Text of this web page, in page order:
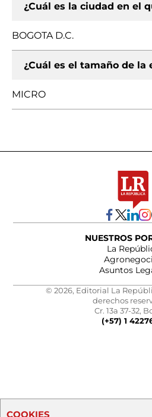
¿Cuál es la ciudad en el
BOGOTA D.C.
¿Cuál es el tamaño de la
MICRO
NUESTROS
La
Asuntos
© 2026, Editorial La
derechos
Cr. 13a 37-32,
(+57) 1
COOKIES